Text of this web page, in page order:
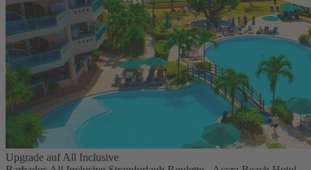
Upgrade auf All Inclusive